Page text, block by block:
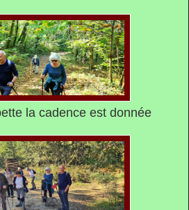
la cadence est donnée